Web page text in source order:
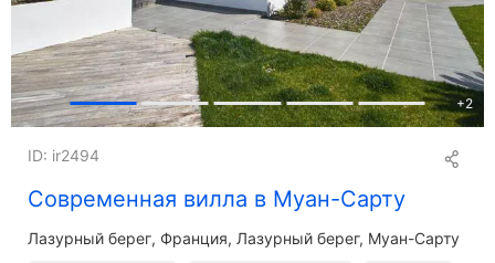
+2
Современная вилла в Муан-Сарту
ID: ir2494
Лазурный берег Франция, Лазурный берег, Муан-Сарту